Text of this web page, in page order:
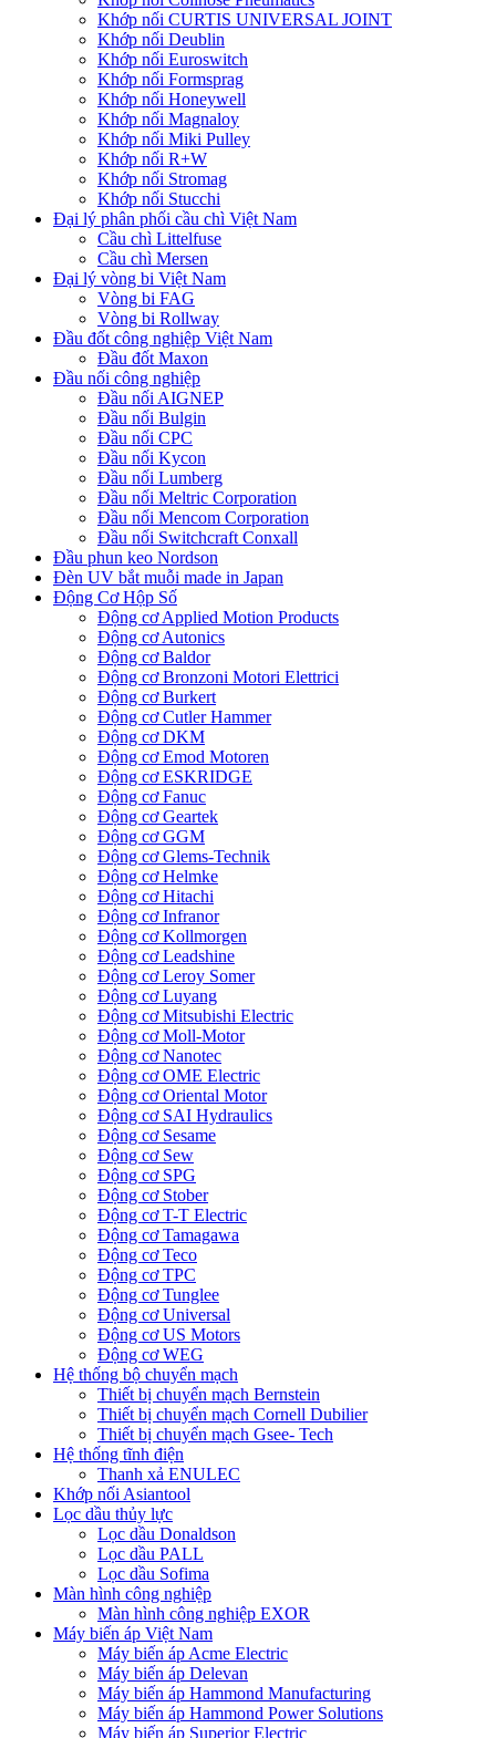
Khớp nối CURTIS UNIVERSAL JOINT
Khớp nối Deublin
Khớp nối Euroswitch
Khớp nối Formsprag
Khớp nối Honeywell
Khớp nối Magnaloy
Khớp nối Miki Pulley
Khớp nối R+W
Khớp nối Stromag
Khớp nối Stucchi
Đại lý phân phối cầu chì Việt Nam
Cầu chì Littelfuse
Cầu chì Mersen
Đại lý vòng bi Việt Nam
Vòng bi FAG
Vòng bi Rollway
Đầu đốt công nghiệp Việt Nam
Đầu đốt Maxon
Đầu nối công nghiệp
Đầu nối AIGNEP
Đầu nối Bulgin
Đầu nối CPC
Đầu nối Kycon
Đầu nối Lumberg
Đầu nối Meltric Corporation
Đầu nối Mencom Corporation
Đầu nối Switchcraft Conxall
Đầu phun keo Nordson
Đèn UV bắt muỗi made in Japan
Động Cơ Hộp Số
Động cơ Applied Motion Products
Động cơ Autonics
Động cơ Baldor
Động cơ Bronzoni Motori Elettrici
Động cơ Burkert
Động cơ Cutler Hammer
Động cơ DKM
Động cơ Emod Motoren
Động cơ ESKRIDGE
Động cơ Fanuc
Động cơ Geartek
Động cơ GGM
Động cơ Glems-Technik
Động cơ Helmke
Động cơ Hitachi
Động cơ Infranor
Động cơ Kollmorgen
Động cơ Leadshine
Động cơ Leroy Somer
Động cơ Luyang
Động cơ Mitsubishi Electric
Động cơ Moll-Motor
Động cơ Nanotec
Động cơ OME Electric
Động cơ Oriental Motor
Động cơ SAI Hydraulics
Động cơ Sesame
Động cơ Sew
Động cơ SPG
Động cơ Stober
Động cơ T-T Electric
Động cơ Tamagawa
Động cơ Teco
Động cơ TPC
Động cơ Tunglee
Động cơ Universal
Động cơ US Motors
Động cơ WEG
Hệ thống bộ chuyển mạch
Thiết bị chuyển mạch Bernstein
Thiết bị chuyển mạch Cornell Dubilier
Thiết bị chuyển mạch Gsee- Tech
Hệ thống tĩnh điện
Thanh xả ENULEC
Khớp nối Asiantool
Lọc dầu thủy lực
Lọc dầu Donaldson
Lọc dầu PALL
Lọc dầu Sofima
Màn hình công nghiệp
Màn hình công nghiệp EXOR
Máy biến áp Việt Nam
Máy biến áp Acme Electric
Máy biến áp Delevan
Máy biến áp Hammond Manufacturing
Máy biến áp Hammond Power Solutions
Máy biến áp Superior Electric